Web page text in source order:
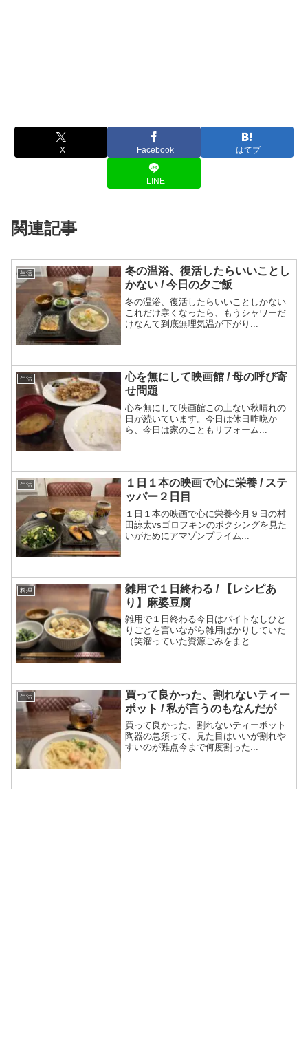
X Facebook はてブ
LINE
関連記事
生活
冬の温浴、復活したらいいことし
かない / 今日の夕ご飯
冬の温浴、復活したらいいことしかない
これだけ寒くなったら、もうシャワーだ
けなんて到底無理気温が下がり...
生活
心を無にして映画館 / 母の呼び寄
せ問題
心を無にして映画館この上ない秋晴れの
日が続いています。今日は休日昨晩か
ら、今日は家のこともリフォーム...
生活
１日１本の映画で心に栄養 / ステ
ッパー２日目
１日１本の映画で心に栄養今月９日の村
田諒太vsゴロフキンのボクシングを見た
いがためにアマゾンプライム...
料理
雑用で１日終わる / 【レシピあ
り】麻婆豆腐
雑用で１日終わる今日はバイトなしひと
りごとを言いながら雑用ばかりしていた
（笑溜っていた資源ごみをまと...
生活
買って良かった、割れないティー
ポット / 私が言うのもなんだが
買って良かった、割れないティーポット
陶器の急須って、見た目はいいが割れや
すいのが難点今まで何度割った...